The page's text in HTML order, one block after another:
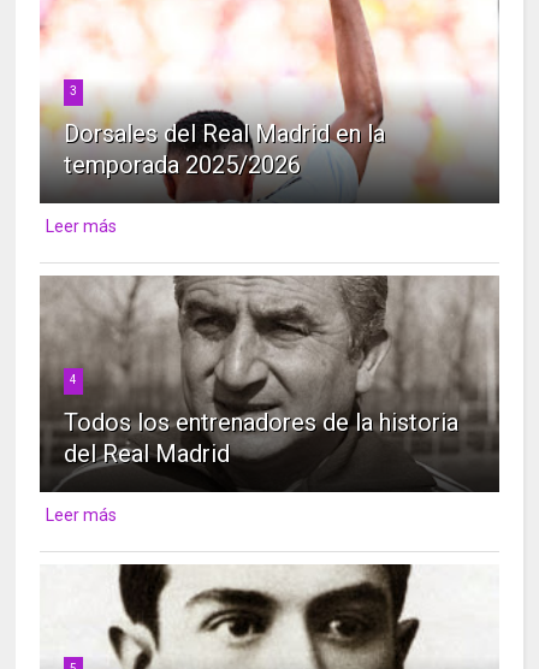
3
Dorsales del Real Madrid en la
temporada 2025/2026
Leer más
4
Todos los entrenadores de la historia
del Real Madrid
Leer más